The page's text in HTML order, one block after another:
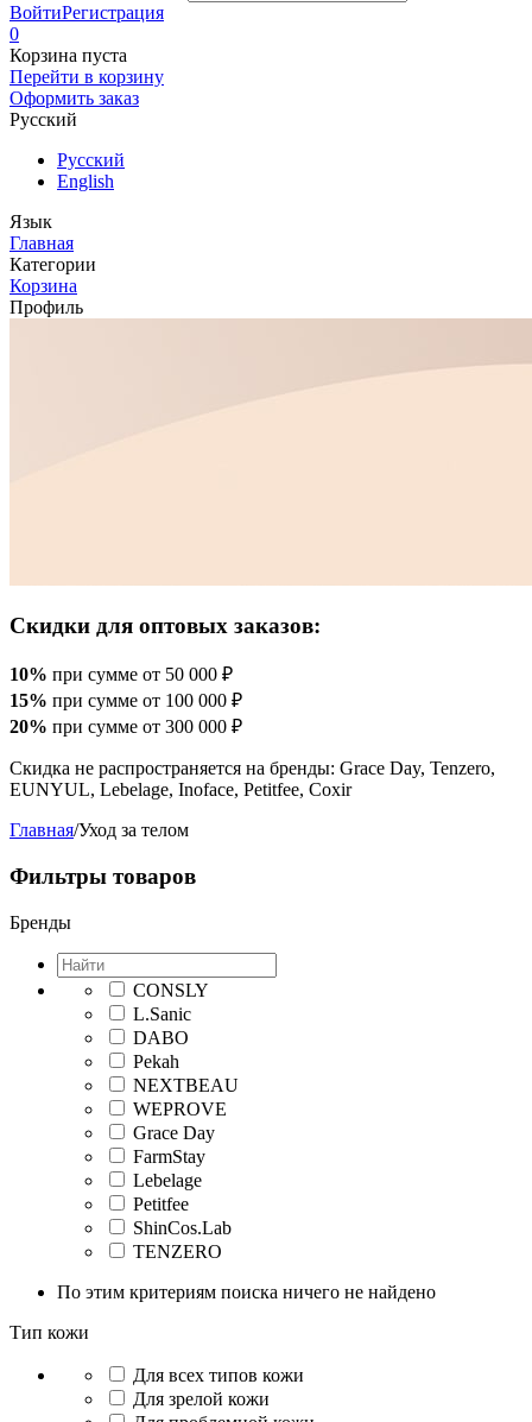
ВойтиРегистрация
0
Корзина пуста
Перейти в корзину
Оформить заказ
Русский
Русский
English
Язык
Главная
Категории
Корзина
Профиль
Скидки для оптовых заказов:
10% при сумме от 50 000 ₽
15% при сумме от 100 000 ₽
20% при сумме от 300 000 ₽
Скидка не распространяется на бренды: Grace Day, Tenzero,
EUNYUL, Lebelage, Inoface, Petitfee, Coxir
Главная/Уход за телом
Фильтры товаров
Бренды
CONSLY
L.Sanic
DABO
Pekah
NEXTBEAU
WEPROVE
Grace Day
FarmStay
Lebelage
Petitfee
ShinCos.Lab
TENZERO
По этим критериям поиска ничего не найдено
Тип кожи
Для всех типов кожи
Для зрелой кожи